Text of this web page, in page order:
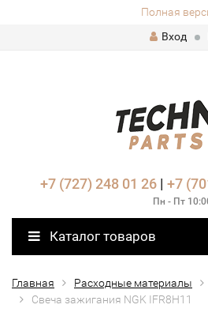
Полная
Вход
+7 (727) 248 01 26| +7
Пн - Пт
Каталог товаров
Главная Расходные материалы
Свеча зажигания NGK IFR8H11